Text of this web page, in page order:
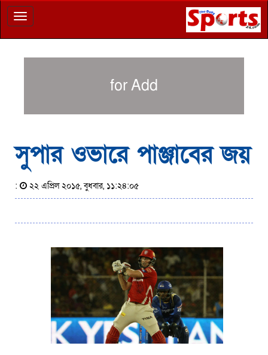
Toggle
navigation
for Add
সুপার ওভারে পাঞ্জাবের জয়
: ২২ এপ্রিল ২০১৫, বুধবার, ১১:২৪:০৫